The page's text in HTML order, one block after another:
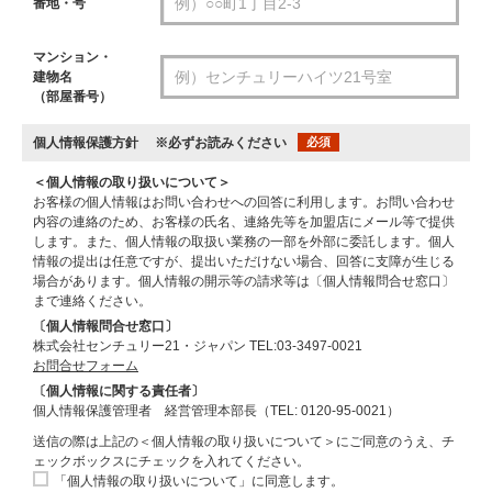
番地・号
マンション・
建物名
（部屋番号）
個人情報保護方針 ※必ずお読みください 必須
＜個人情報の取り扱いについて＞
お客様の個人情報はお問い合わせへの回答に利用します。お問い合わせ
内容の連絡のため、お客様の氏名、連絡先等を加盟店にメール等で提供
します。また、個人情報の取扱い業務の一部を外部に委託します。個人
情報の提出は任意ですが、提出いただけない場合、回答に支障が生じる
場合があります。個人情報の開示等の請求等は〔個人情報問合せ窓口〕
まで連絡ください。
〔個人情報問合せ窓口〕
株式会社センチュリー21・ジャパン TEL:03-3497-0021
お問合せフォーム
〔個人情報に関する責任者〕
個人情報保護管理者 経営管理本部長（TEL: 0120-95-0021）
送信の際は上記の＜個人情報の取り扱いについて＞にご同意のうえ、チ
ェックボックスにチェックを入れてください。
「個人情報の取り扱いについて」に同意します。